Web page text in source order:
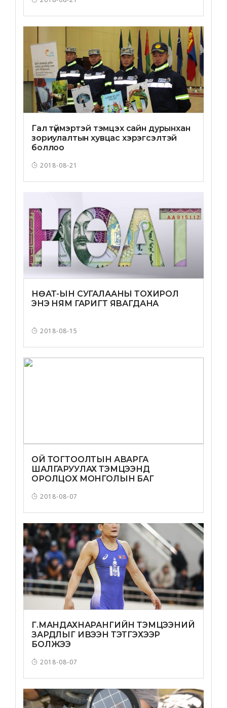
Гал түймэртэй тэмцэх сайн дурынхан
зориулалтын хувцас хэрэгсэлтэй
боллоо
2018-08-21
НӨАТ-ЫН СУГАЛААНЫ ТОХИРОЛ
ЭНЭ НЯМ ГАРИГТ ЯВАГДАНА
2018-08-15
ОЙ ТОГТООЛТЫН АВАРГА
ШАЛГАРУУЛАХ ТЭМЦЭЭНД
ОРОЛЦОХ МОНГОЛЫН БАГ
2018-08-07
Г.МАНДАХНАРАНГИЙН ТЭМЦЭЭНИЙ
ЗАРДЛЫГ ИВЭЭН ТЭТГЭХЭЭР
БОЛЖЭЭ
2018-08-07